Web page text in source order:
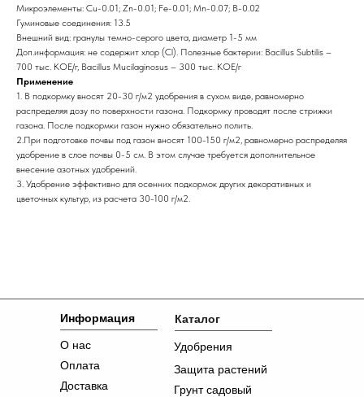
Микроэлементы: Cu-0.01; Zn-0.01; Fe-0.01; Mn-0.07; B-0.02
Гуминовые соединения: 13.5
Внешний вид: гранулы темно-серого цвета, диаметр 1-5 мм
Доп.информация: не содержит хлор (Cl). Полезные бактерии: Bacillus Subtilis –
700 тыс. КОЕ/г, Bacillus Mucilaginosus – 300 тыс. КОЕ/г
Применение
1. В подкормку вносят 20-30 г/м2 удобрения в сухом виде, равномерно
распределяя дозу по поверхности газона. Подкормку проводят после стрижки
газона. После подкормки газон нужно обязательно полить.
2.При подготовке почвы под газон вносят 100-150 г/м2, равномерно распределяя
удобрение в слое почвы 0-5 см. В этом случае требуется дополнительное
внесение азотных удобрений.
3. Удобрение эффективно для осенних подкормок других декоративных и
цветочных культур, из расчета 30-100 г/м2.
Информация
Каталог
О нас
Оплата
Доставка
Удобрения
Защита растений
Грунт садовый